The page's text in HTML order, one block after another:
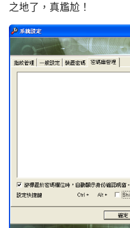
之地了，真尷尬！